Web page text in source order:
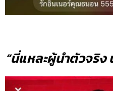
“นี่แหละผู้นำตัวจริง